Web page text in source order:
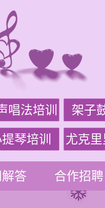
唱法培训 架子
琴培训 尤克里
答 合作招聘